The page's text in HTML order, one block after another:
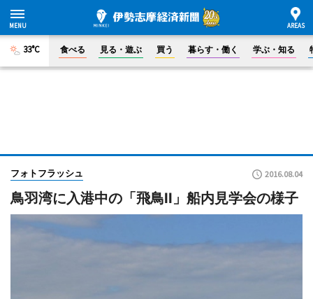
33°C 食べる 見る・遊ぶ 買う 暮らす・働く 学ぶ・知る
フォトフラッシュ 2016.08.04
鳥羽湾に入港中の「飛鳥II」船内見学会の様子